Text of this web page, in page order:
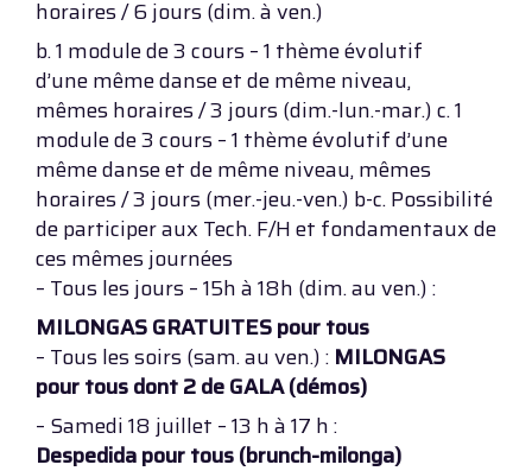
horaires / 6 jours (dim. à ven.)
b. 1 module de 3 cours – 1 thème évolutif
d’une même danse et de même niveau,
mêmes horaires / 3 jours (dim.-lun.-mar.) c. 1
module de 3 cours – 1 thème évolutif d’une
même danse et de même niveau, mêmes
horaires / 3 jours (mer.-jeu.-ven.) b-c. Possibilité
de participer aux Tech. F/H et fondamentaux de
ces mêmes journées
– Tous les jours – 15h à 18h (dim. au ven.) :
MILONGAS GRATUITES pour tous
– Tous les soirs (sam. au ven.) : MILONGAS
pour tous dont 2 de GALA (démos)
– Samedi 18 juillet – 13 h à 17 h :
Despedida pour tous (brunch-milonga)